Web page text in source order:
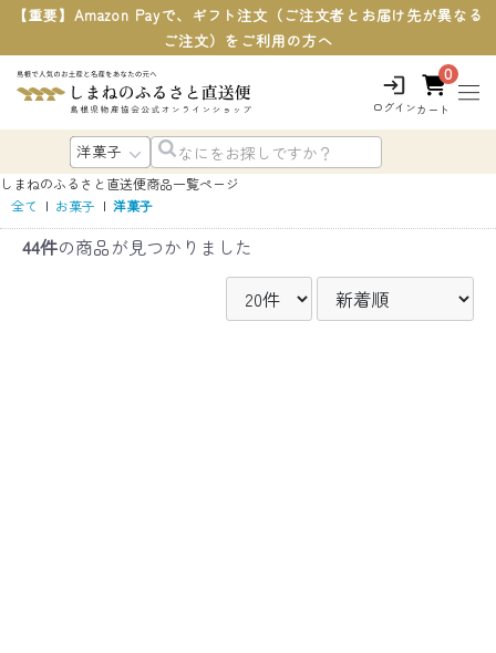
【重要】Amazon Payで、ギフト注文（ご注文者とお届け先が異なる
ご注文）をご利用の方へ
ログイン
0
カート
しまねのふるさと直送便商品一覧ページ
全て | お菓子 | 洋菓子
44件の商品が見つかりました